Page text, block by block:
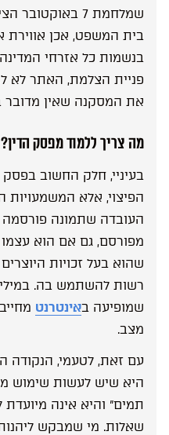
שמלחמת 7
בית המשפט, אכן אווירת
בנשמות כל אזרחי
פניית הצלמת, האתר לא
את המסקנה שאין מדובר
מה צריך ללמוד מפסק הדין?
בעיניי, חלק החשוב
הפיצוי, אלא המשמעויות
העובדה שתמונה
מפורסם, גם אם הוא
שהוא בעל זכויות
רשות להשתמש בה.
שמופיעה באינטרנט
מצב.
עם זאת, לטעמי, הנקודה
היא שיש לעשות שימוש
תמים” והיא אינה
שאלות. מי שמבקש